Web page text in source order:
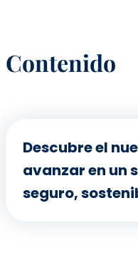
Contenido
Descubre el
avanzar en un
seguro,